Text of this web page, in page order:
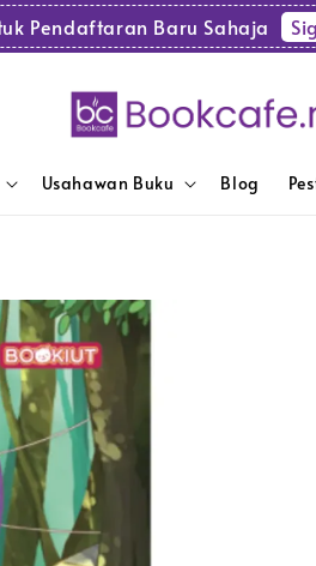
Pendaftaran Baru Sahaja
Usahawan Buku Blog